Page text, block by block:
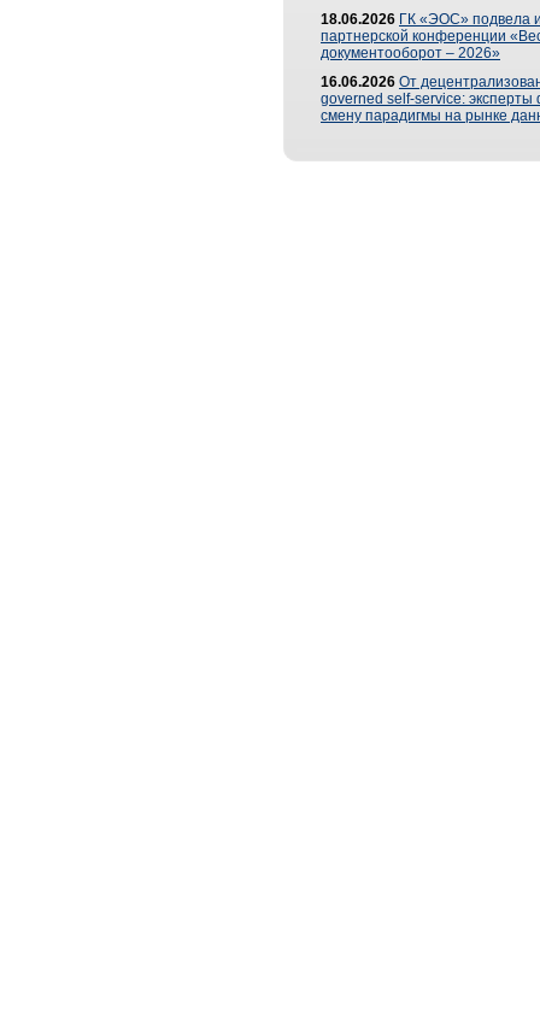
18.06.2026 ГК «ЭОС» подвела
партнерской конференции
документооборот – 2026»
16.06.2026 От
governed self-service: эксперты
смену парадигмы на рынке